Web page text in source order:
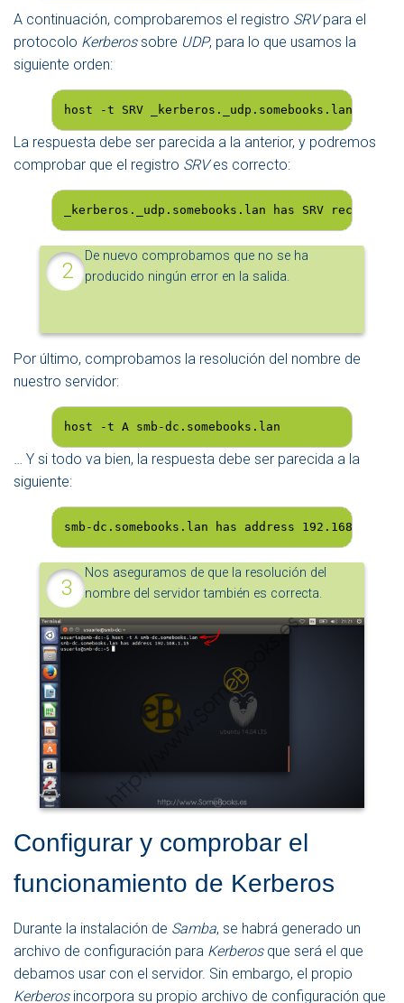
A continuación, comprobaremos el registro SRVpara el
protocolo Kerberossobre UDP, para lo que usamos la
siguiente orden:
host -t SRV _kerberos._udp.somebooks.lan
La respuesta debe ser parecida a la anterior, y podremos
comprobar que el registro SRVes correcto:
_kerberos._udp.somebooks.lan has SRV record 0
De nuevo comprobamos que no se ha
producido ningún error en la salida.
Por último, comprobamos la resolución del nombre de
nuestro servidor:
host -t A smb-dc.somebooks.lan
… Y si todo va bien, la respuesta debe ser parecida a la
siguiente:
smb-dc.somebooks.lan has address 192.168.1.15
Nos aseguramos de que la resolución del
nombre del servidor también es correcta.
Configurar y comprobar el
funcionamiento de Kerberos
Durante la instalación de Samba, se habrá generado un
archivo de configuración para Kerberosque será el que
debamos usar con el servidor. Sin embargo, el propio
Kerberosincorpora su propio archivo de configuración que